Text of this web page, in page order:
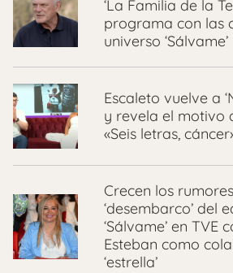
‘La Familia de la
programa con las
universo ‘Sálvame’
Escaleto vuelve a
y revela el motivo
«Seis letras,
Crecen los
‘desembarco’ del
‘Sálvame’ en TVE
Esteban como
‘estrella’